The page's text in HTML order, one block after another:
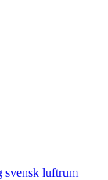
svensk luftrum